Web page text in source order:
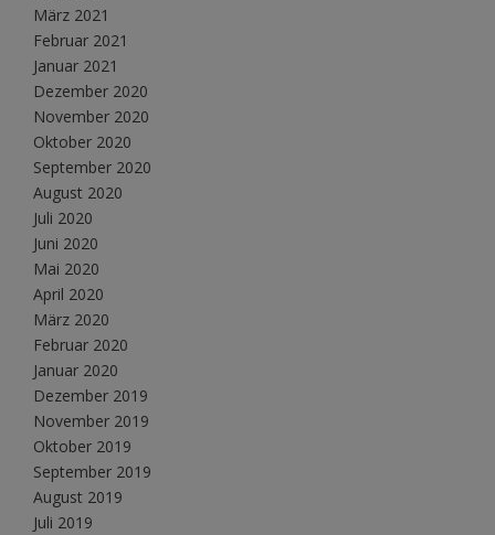
März 2021
Februar 2021
Januar 2021
Dezember 2020
November 2020
Oktober 2020
September 2020
August 2020
Juli 2020
Juni 2020
Mai 2020
April 2020
März 2020
Februar 2020
Januar 2020
Dezember 2019
November 2019
Oktober 2019
September 2019
August 2019
Juli 2019